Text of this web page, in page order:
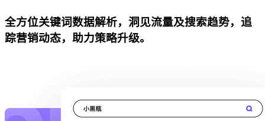
全方位关键词数据解析，洞见流量及搜索趋势，追
踪营销动态，助力策略升级。